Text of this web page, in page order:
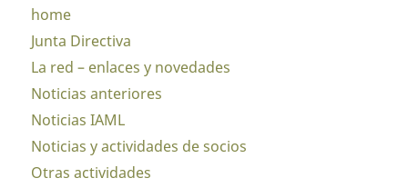
home
Junta Directiva
La red – enlaces y novedades
Noticias anteriores
Noticias IAML
Noticias y actividades de socios
Otras actividades